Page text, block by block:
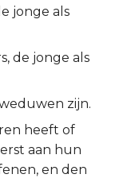
jonge als
de jonge als
zijn.
heeft of
aan hun
en den